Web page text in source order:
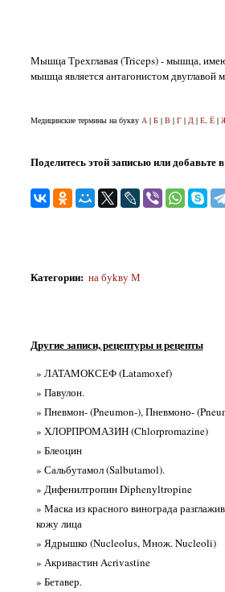
Мышца Трехглавая (Triceps) - мышца,
мышца является антагонистом
Медицинские термины на букву А | Б | В| Г| Д| Е, Ё|
Поделитесь этой записью или добавьте
Категории: на бykвy М
Другие записи, рецептуры и рецепты
» ЛАТАМОКСЕФ (Latamoxef)
» Павулон.
» Пневмон- (Pneumon-), Пневмоно-
» ХЛОРПРОМАЗИН (Chlorpromazine)
» Блеоцин
» Сальбутамол (Salbutamol).
» Дифенилтропин Diphenyltropine
» Маска из красного винограда
кожу лица
» Ядрышко (Nucleolus, Множ. Nucleoli)
» Акривастин Acrivastine
» Бетавер.